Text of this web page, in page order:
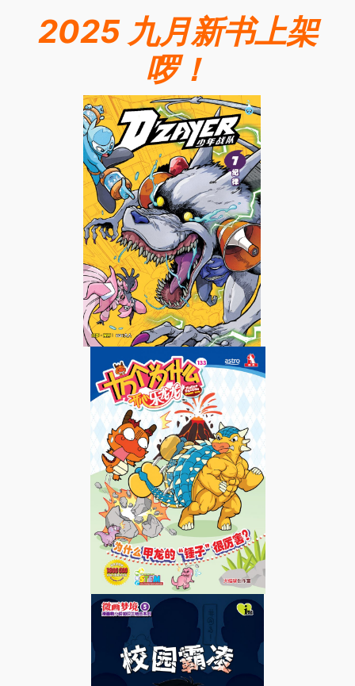
2025 九月新书上架
啰！